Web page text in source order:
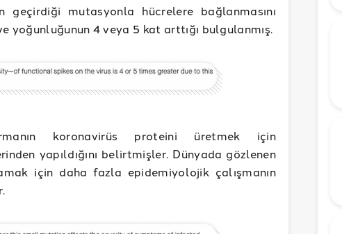
geçirdiği mutasyonla hücrelere bağlanmasını
yoğunluğunun 4 veya 5 kat arttığı bulgulanmış.
koronavirüs proteini üretmek için
yapıldığını belirtmişler. Dünyada gözlenen
için daha fazla epidemiyolojik çalışmanın